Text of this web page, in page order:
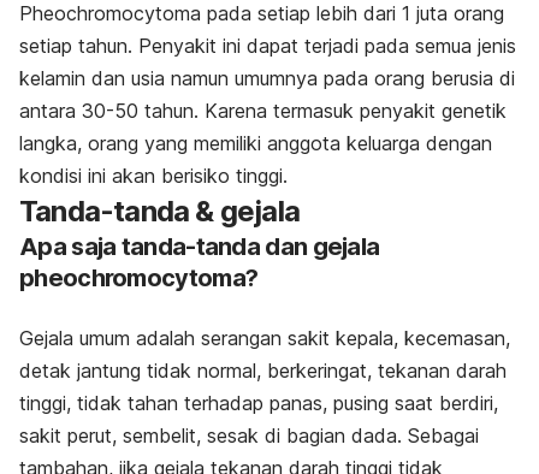
Pheochromocytoma pada setiap lebih dari 1 juta orang
setiap tahun. Penyakit ini dapat terjadi pada semua jenis
kelamin dan usia namun umumnya pada orang berusia di
antara 30-50 tahun. Karena termasuk penyakit genetik
langka, orang yang memiliki anggota keluarga dengan
kondisi ini akan berisiko tinggi.
Tanda-tanda & gejala
Apa saja tanda-tanda dan gejala
pheochromocytoma?
Gejala umum adalah serangan sakit kepala, kecemasan,
detak jantung tidak normal, berkeringat, tekanan darah
tinggi, tidak tahan terhadap panas, pusing saat berdiri,
sakit perut, sembelit, sesak di bagian dada. Sebagai
tambahan, jika gejala tekanan darah tinggi tidak